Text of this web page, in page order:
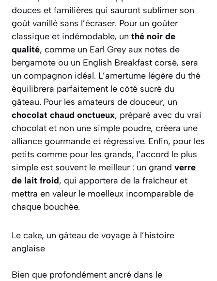
douces et familières qui sauront sublimer son
goût vanillé sans l’écraser. Pour un goûter
classique et indémodable, un thé noir de
qualité, comme un Earl Grey aux notes de
bergamote ou un English Breakfast corsé, sera
un compagnon idéal. L’amertume légère du thé
équilibrera parfaitement le côté sucré du
gâteau. Pour les amateurs de douceur, un
chocolat chaud onctueux, préparé avec du vrai
chocolat et non une simple poudre, créera une
alliance gourmande et régressive. Enfin, pour les
petits comme pour les grands, l’accord le plus
simple est souvent le meilleur : un grand verre
de lait froid, qui apportera de la fraîcheur et
mettra en valeur le moelleux incomparable de
chaque bouchée.
Le cake, un gâteau de voyage à l’histoire
anglaise
Bien que profondément ancré dans le